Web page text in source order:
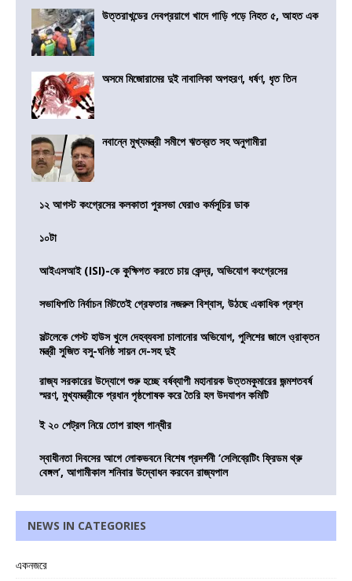
উত্তরাখন্ডের দেবপ্রয়াগে খাদে গাড়ি পড়ে নিহত ৫, আহত এক
অসমে মিজোরামের দুই নাবালিকা অপহরণ, ধর্ষণ, ধৃত তিন
নবান্নে মুখ্যমন্ত্রী সমীপে ঋতব্রত সহ অনুগামীরা
১২ আগস্ট কংগ্রেসের কলকাতা পুরসভা ঘেরাও কর্মসূচির ডাক
১০টা
আইএসআই (ISI)-কে কুক্ষিগত করতে চায় কেন্দ্র, অভিযোগ কংগ্রেসের
সভাধিপতি নির্বাচন মিটতেই গ্রেফতার নজরুল বিশ্বাস, উঠছে একাধিক প্রশ্ন
সল্টলেকে গেস্ট হাউস খুলে দেহব্যবসা চালানোর অভিযোগ, পুলিশের জালে ও্রাক্তন
মন্ত্রী সুজিত বসু-ঘনিষ্ঠ সায়ন দে-সহ দুই
রাজ্য সরকারের উদ্যোগে শুরু হচ্ছে বর্ষব্যাপী মহানায়ক উত্তমকুমারের জন্মশতবর্ষ
স্মরণ, মুখ্যমন্ত্রীকে প্রধান পৃষ্ঠপোষক করে তৈরি হল উদযাপন কমিটি
ই ২০ পেট্রল নিয়ে তোপ রাহুল গান্ধীর
স্বাধীনতা দিবসের আগে লোকভবনে বিশেষ প্রদর্শনী ‘সেলিব্রেটিং ফ্রিডম থ্রু
বেঙ্গল’, আগামীকাল শনিবার উদ্বোধন করবেন রাজ্যপাল
NEWS IN CATEGORIES
একনজরে